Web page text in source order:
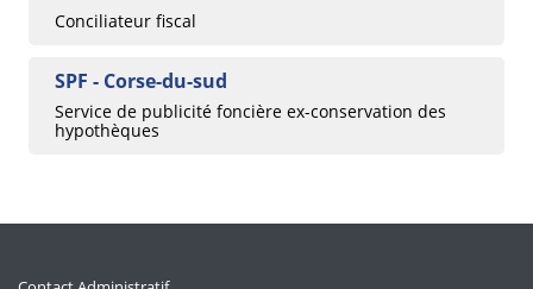
Conciliateur fiscal
SPF - Corse-du-sud
Service de publicité foncière ex-conservation des
hypothèques